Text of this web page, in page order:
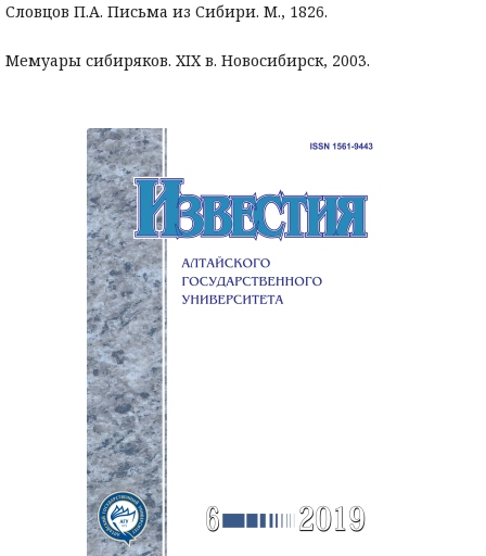
Словцов П.А. Письма из Сибири. М., 1826.
Мемуары сибиряков. XIX в. Новосибирск, 2003.